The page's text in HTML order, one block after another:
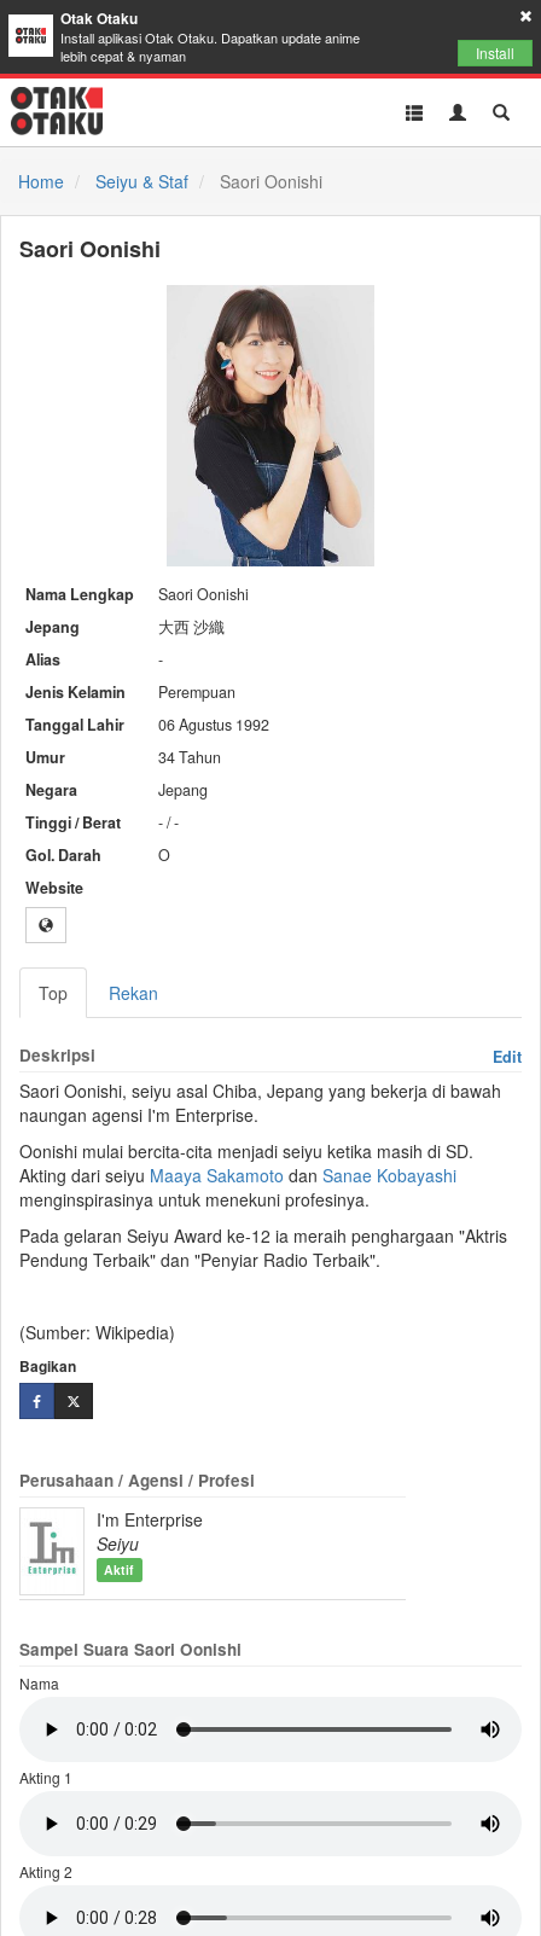
Otak Otaku
Install aplikasi Otak Otaku. Dapatkan update anime
lebih cepat & nyaman
Install
Toggle
Toggle
Home
Seiyu & Staf Saori Oonishi
Saori Oonishi
Nama Lengkap
Saori Oonishi
Jepang
大西 沙織
Alias
-
Jenis Kelamin
Perempuan
Tanggal Lahir
06 Agustus 1992
Umur
34 Tahun
Negara
Jepang
Tinggi / Berat
- / -
Gol. Darah
O
Website
Top Rekan
Deskripsi Edit
Saori Oonishi, seiyu asal Chiba, Jepang yang bekerja di bawah
naungan agensi I'm Enterprise.
Oonishi mulai bercita-cita menjadi seiyu ketika masih di SD.
Akting dari seiyu Maaya Sakamoto dan Sanae Kobayashi
menginspirasinya untuk menekuni profesinya.
Pada gelaran Seiyu Award ke-12 ia meraih penghargaan "Aktris
Pendung Terbaik" dan "Penyiar Radio Terbaik".
(Sumber: Wikipedia)
Bagikan
Perusahaan / Agensi / Profesi
I'm Enterprise
Seiyu
Aktif
Sampel Suara Saori Oonishi
Nama
Akting 1
Akting 2